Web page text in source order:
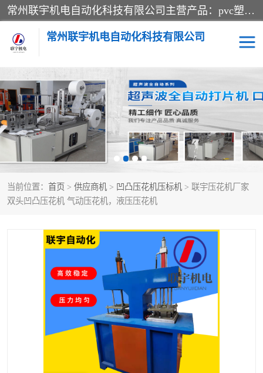
常州联宇机电自动化科技有限公司主营产品：pvc塑料焊机、高频热合机、软膜天花压边机、服装布料凹凸压花机、布料3d压印设备、服装植胶设备、超声波布料花边机、无纺布热合机、全自动压花机。
常州联宇机电自动化科技有限公司
当前位置： 首页 > 供应商机 > 凹凸压花机压标机 > 联宇压花机厂家
双头凹凸压花机 气动压花机，液压压花机
压花定型机以及压花模具 超声波热合机
高频热合机 超声波花边机
超声波复合压花机 凹凸压花机压标机
3040凹凸压花机 双头服装凹凸压花机
高频压花压标机 自动超声波打片成型机
泡壳包装封口机 海绵产品成型机
其他超声波系列